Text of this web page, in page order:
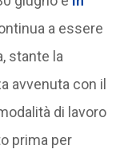
a essere
stante la
avvenuta con il
di lavoro
prima per